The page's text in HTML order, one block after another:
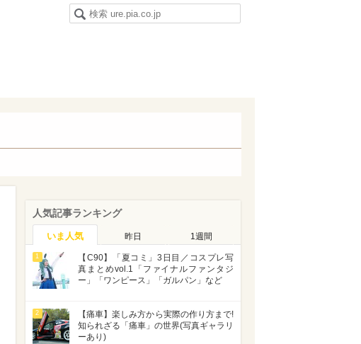
人気記事ランキング
いま人気 昨日 1週間
1
【C90】「夏コミ」3日目／コスプレ写
真まとめvol.1「ファイナルファンタジ
ー」「ワンピース」「ガルパン」など
2
【痛車】楽しみ方から実際の作り方まで!
知られざる「痛車」の世界(写真ギャラリ
ーあり)